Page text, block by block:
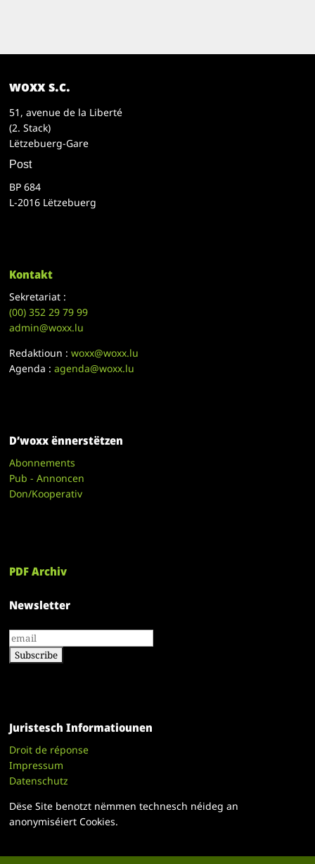
woxx s.c.
51, avenue de la Liberté
(2. Stack)
Lëtzebuerg-Gare
Post
BP 684
L-2016 Lëtzebuerg
Kontakt
Sekretariat :
(00)352 29 79 99
admin@woxx.lu
Redaktioun :woxx@woxx.lu
Agenda :agenda@woxx.lu
D’woxx ënnerstëtzen
Abonnements
Pub - Annoncen
Don/Kooperativ
PDF Archiv
Newsletter
Juristesch Informatiounen
Droit de réponse
Impressum
Datenschutz
Dëse Site benotzt nëmmen technesch néideg an
anonymiséiert Cookies.